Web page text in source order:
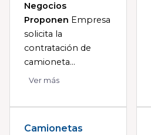
Negocios
Proponen Empresa
solicita la
contratación de
camioneta...
Ver más
Camionetas